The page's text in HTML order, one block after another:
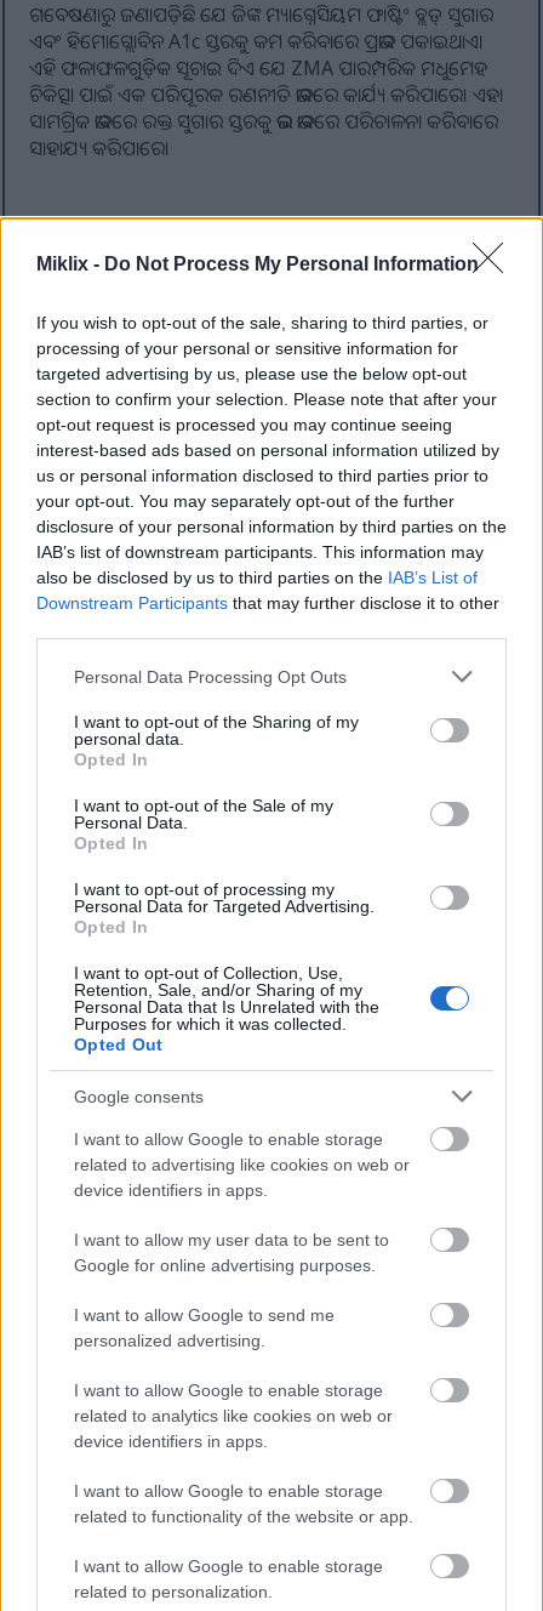
Miklix - Do Not Process My Personal Information
If you wish to opt-out of the sale, sharing to third parties, or
processing of your personal or sensitive information for
targeted advertising by us, please use the below opt-out
section to confirm your selection. Please note that after your
opt-out request is processed you may continue seeing
interest-based ads based on personal information utilized by
us or personal information disclosed to third parties prior to
your opt-out. You may separately opt-out of the further
disclosure of your personal information by third parties on the
IAB’s list of downstream participants. This information may
also be disclosed by us to third parties on the IAB’s List of
Downstream Participants that may further disclose it to other
Please note that this website/app uses one or more Google
not limited to your visit or usage behaviour. You may click to
grant or deny consent to Google and its third-party tags to
use your data for below specified purposes in below Google
consent section.
Personal Data Processing Opt Outs
I want to opt-out of the Sharing of my
personal data.
Opted In
I want to opt-out of the Sale of my
Personal Data.
Opted In
I want to opt-out of processing my
Personal Data for Targeted Advertising.
Opted In
I want to opt-out of Collection, Use,
Retention, Sale, and/or Sharing of my
Personal Data that Is Unrelated with the
Purposes for which it was collected.
Opted Out
Google consents
I want to allow Google to enable storage
related to advertising like cookies on web or
device identifiers in apps.
I want to allow my user data to be sent to
Google for online advertising purposes.
I want to allow Google to send me
personalized advertising.
I want to allow Google to enable storage
related to analytics like cookies on web or
device identifiers in apps.
I want to allow Google to enable storage
related to functionality of the website or app.
I want to allow Google to enable storage
related to personalization.
ଗବେଷଣାରୁ ଜଣାପଡ଼ିଛି ଯେ ଜିଙ୍କ ମ୍ୟାଗ୍ନେସିୟମ ଫାଷ୍ଟିଂ ବ୍ଲଡ୍ ସୁଗାର
ଏବଂ ହିମୋଗ୍ଲୋବିନ A1c ସ୍ତରକୁ କମ କରିବାରେ ପ୍ରଭାବ ପକାଇଥାଏ।
ଏହି ଫଳାଫଳଗୁଡ଼ିକ ସୂଚାଇ ଦିଏ ଯେ ZMA ପାରମ୍ପରିକ ମଧୁମେହ
ଚିକିତ୍ସା ପାଇଁ ଏକ ପରିପୂରକ ରଣନୀତି ଭାବରେ କାର୍ଯ୍ୟ କରିପାରେ। ଏହା
ସାମଗ୍ରିକ ଭାବରେ ରକ୍ତ ସୁଗାର ସ୍ତରକୁ ଭଲ ଭାବରେ ପରିଚାଳନା କରିବାରେ
ସାହାଯ୍ୟ କରିପାରେ।
ହୋଇନାହିଁ। ତଥାପି, ଏହାର ଉପାଦାନଗୁଡ଼ିକ ଓଜନ ପରିଚାଳନା ପାଇଁ
ଲାଭର ସୂଚନା ଦିଏ। ବିଶେଷକରି ଜିଙ୍କ୍ ଏହାର ଭୋକ-ଦମନକାରୀ ଗୁଣ
ପାଇଁ ପ୍ରସିଦ୍ଧ। କିଛି ଅଧ୍ୟୟନ ସୂଚିତ କରୁଥିବା ପରି, ଏହି ଖଣିଜ
ଶରୀରର ତୃଷ୍ଣାକୁ ନିୟନ୍ତ୍ରଣ କରିବାରେ ସାହାଯ୍ୟ କରିପାରେ।
ମେଟାବୋଲିଜିମ୍ ଉପରେ ମ୍ୟାଗ୍ନେସିୟମ୍‌ର ପ୍ରଭାବ ଆଉ ଏକ
ଆକର୍ଷଣୀୟ କ୍ଷେତ୍ର। ମ୍ୟାଗ୍ନେସିୟମ୍ ସମେତ ପର୍ଯ୍ୟାପ୍ତ ଖଣିଜ ପଦାର୍ଥ
ଗ୍ରହଣ ଶକ୍ତି ସ୍ତରକୁ ବୃଦ୍ଧି କରିପାରେ। ଏହା ଶରୀରକୁ ଦକ୍ଷତାର ସହିତ
କାର୍ଯ୍ୟ କରିବା ନିଶ୍ଚିତ କରି ପରୋକ୍ଷ ଭାବରେ ଓଜନ ପରିଚାଳନାରେ
ସାହାଯ୍ୟ କରିପାରେ। ଓଜନ ହ୍ରାସ ପାଇଁ କ୍ୟାଲୋରି ଅଭାବ ଜରୁରୀ, ଏବଂ
ମ୍ୟାଗ୍ନେସିୟମ୍ ଏହି ଲକ୍ଷ୍ୟକୁ ସମର୍ଥନ କରିପାରେ।
ZMA କୁ ଏକ ଓଜନ ହ୍ରାସ ଯୋଜନାରେ ସମନ୍ୱିତ କରିବା ଏକ ସାମଗ୍ରିକ
ଫଳାଫଳ ପାଇଁ ସୁସ୍ଥ ଖାଦ୍ୟ ଏବଂ ବ୍ୟାୟାମ ଗୁରୁତ୍ୱପୂର୍ଣ୍ଣ। ଯଦି ଆପଣ
ଭୋକ ନିୟନ୍ତ୍ରଣ ପାଇଁ ZMA ବିଷୟରେ ବିଚାର କରୁଛନ୍ତି, ତେବେ ଜଣେ
ସ୍ୱାସ୍ଥ୍ୟସେବା ବୃତ୍ତିଗତଙ୍କ ସହ ପରାମର୍ଶ କରନ୍ତୁ। ସେମାନେ ଆପଣଙ୍କ
ଆବଶ୍ୟକତା ଅନୁଯାୟୀ ପଦ୍ଧତିକୁ ପ୍ରସ୍ତୁତ କରିବାରେ ଏବଂ ଏହାର ଲାଭ
ମୂଲ୍ୟାଙ୍କନ କରିବାରେ ସାହାଯ୍ୟ କରିପାରିବେ।
ZMA ଡୋଜେଜ୍ ସୁପାରିଶଗୁଡ଼ିକ
ହେଉଛି ପ୍ରମୁଖ। ସୁପାରିଶ କରାଯାଇଥିବା ପରିମାଣରେ 30 ମିଗ୍ରା ଜିଙ୍କ୍,
450 ମିଗ୍ରା ମ୍ୟାଗ୍ନେସିୟମ୍ ଏବଂ 10-11 ମିଗ୍ରା ଭିଟାମିନ୍ B6 ଅନ୍ତର୍ଭୁକ୍ତ। ଏହି
ପରିପୂରକ ନିର୍ଦ୍ଦେଶାବଳୀ ପାଳନ କରିବା ଦ୍ଵାରା ZMA ସେବନରେ
ପ୍ରଭାବଶାଳୀତା ଏବଂ ସୁରକ୍ଷା ଉଭୟ ସୁନିଶ୍ଚିତ ହୁଏ।
ଶୋଷଣକୁ ବୃଦ୍ଧି କରିବା ପାଇଁ ଶୋଇବା ପୂର୍ବରୁ ଖାଲି ପେଟରେ ZMA
ନେବା ସର୍ବୋତ୍ତମ। ଏହି ପଦ୍ଧତି ଶରୀରର ପ୍ରାକୃତିକ ପ୍ରକ୍ରିୟାଗୁଡ଼ିକୁ
ସମର୍ଥନ କରେ। ଏହା ZMA ସପ୍ଲିମେଣ୍ଟେସନ୍ ରୁ ଇଚ୍ଛିତ ଫଳାଫଳ
ହାସଲ କରିବାରେ ମଧ୍ୟ ସାହାଯ୍ୟ କରେ।
ଅତ୍ୟଧିକ ଖଣିଜ ପଦାର୍ଥ ଗ୍ରହଣର ପାର୍ଶ୍ୱ ପ୍ରତିକ୍ରିୟାକୁ ଏଡାଇବା ପାଇଁ
ନିର୍ମାତାଙ୍କ ନିର୍ଦ୍ଦେଶ ପାଳନ କରିବା ଅତ୍ୟନ୍ତ ଗୁରୁତ୍ୱପୂର୍ଣ୍ଣ। ଆପଣଙ୍କ
ଗ୍ରହଣର ଟ୍ରାକ୍ ରଖିବା ହେଉଛି ସୁରକ୍ଷିତ ସେବନର ମୂଳଦୁଆ। ଏହା
ଆପଣଙ୍କ ସାମଗ୍ରିକ ସ୍ୱାସ୍ଥ୍ୟ ଏବଂ ସୁସ୍ଥତା ବଜାୟ ରଖିବାରେ ସାହାଯ୍ୟ
ZMA ର ସମ୍ଭାବ୍ୟ ପାର୍ଶ୍ୱ ପ୍ରତିକ୍ରିୟା
ZMA ଏହାର ସ୍ୱାସ୍ଥ୍ୟ ଉପକାରିତା ପାଇଁ ଜଣାଶୁଣା, କିନ୍ତୁ ଏହା ସମ୍ଭାବ୍ୟ
ପାର୍ଶ୍ୱ ପ୍ରତିକ୍ରିୟା ଉପରେ ଧ୍ୟାନ ଦେବା ଗୁରୁତ୍ୱପୂର୍ଣ୍ଣ, ମୁଖ୍ୟତଃ ଅତ୍ୟଧିକ
ଅଧିକ ମାତ୍ରାରେ ତମ୍ବା ଅଭାବ ମଧ୍ୟ ହୋଇପାରେ, ଯାହା ସାମଗ୍ରିକ ସ୍ୱାସ୍ଥ୍ୟକୁ
ପ୍ରଭାବିତ କରିପାରେ।